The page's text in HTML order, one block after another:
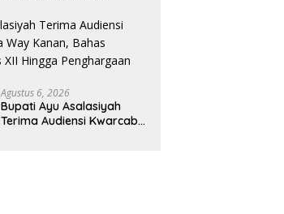
Motivasi Hasilkan Riset
Berdampak
Agustus 6, 2026
Bupati Ayu Asalasiyah
Terima Audiensi Kwarcab